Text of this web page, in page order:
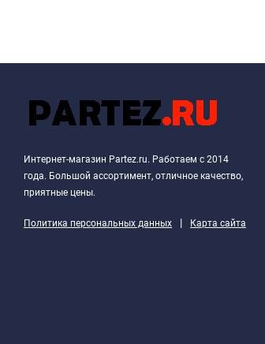
Интернет-магазин Partez.ru. Работаем с 2014
года. Большой ассортимент, отличное качество,
приятные цены.
Политика персональных данных | Карта сайта